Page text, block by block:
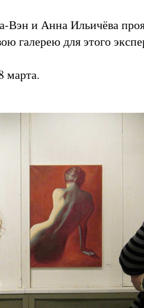
Вэн и Анна Ильичёва
галерею для этого
марта.